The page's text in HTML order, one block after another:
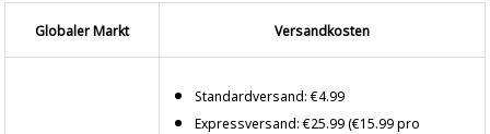
Globaler Markt Versandkosten
Standardversand: €4.99
Expressversand: €25.99 (€15.99 pro